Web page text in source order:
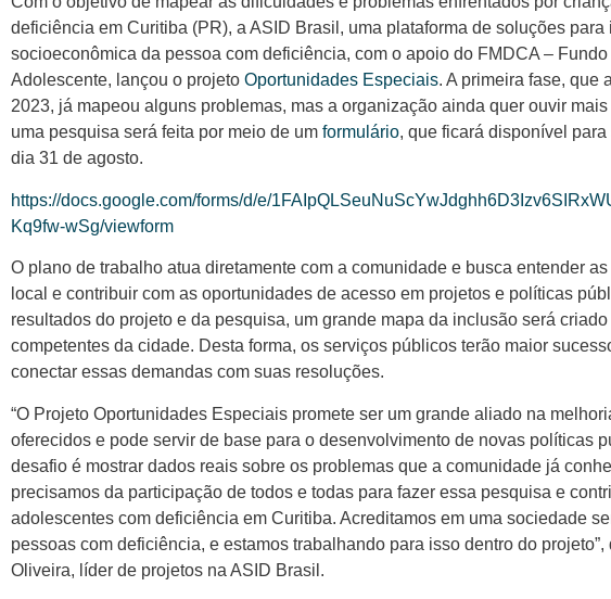
deficiência em Curitiba (PR), a ASID Brasil, uma plataforma de soluções para
socioeconômica da pessoa com deficiência, com o apoio do FMDCA –
Adolescente, lançou o projeto Oportunidades Especiais. A primeira fase, que
2023, já mapeou alguns problemas, mas a organização ainda quer ouvir
uma pesquisa será feita por meio de um formulário, que ficará disponível
dia 31 de agosto.
https://docs.google.com/forms/d/e/
Kq9fw-wSg/viewform
O plano de trabalho atua diretamente com a comunidade e busca entender
local e contribuir com as oportunidades de acesso em projetos e políticas
resultados do projeto e da pesquisa, um grande mapa da inclusão será
competentes da cidade. Desta forma, os serviços públicos terão maior
conectar essas demandas com suas resoluções.
“O Projeto Oportunidades Especiais promete ser um grande aliado na
oferecidos e pode servir de base para o desenvolvimento de novas políticas
desafio é mostrar dados reais sobre os problemas que a comunidade já
precisamos da participação de todos e todas para fazer essa pesquisa e
adolescentes com deficiência em Curitiba. Acreditamos em uma sociedade
pessoas com deficiência, e estamos trabalhando para isso dentro do projeto”,
Oliveira, líder de projetos na ASID Brasil.